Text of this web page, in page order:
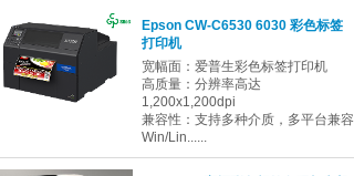
Epson CW-C6530 6030 彩色标签
打印机
宽幅面：爱普生彩色标签打印机
高质量：分辨率高达
1,200x1,200dpi
兼容性：支持多种介质，多平台兼容
Win/Lin......